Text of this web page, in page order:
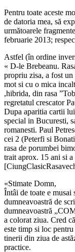
Pentru toate aceste
de datoria mea, să
următoarele
februarie 2013;
Astfel (în ordine
« D-le Brebeanu.
propriu zisa, a fost
mot si cu o mica
,hibrida, din rasa
regretatul crescator
Dupa aparitia cartii
special in Bucuresti,
romanesti. Paul
cei 2 (Peterfi si
rasa de porumbei
trait aprox. 15 ani si
«Stimate Domn,
Întâi de toate e
dumneavoastră de
dumneavoastră
a colorat ziua. Cred
este timp si loc
tinerii din ziua de
practice.